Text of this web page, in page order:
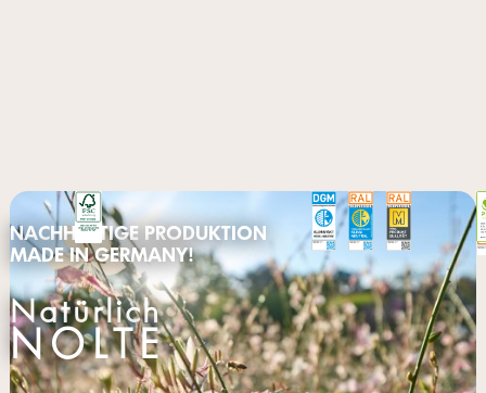
Natürlich
NOLTE
NACHHALTIGE PRODUKTION
MADE IN GERMANY!